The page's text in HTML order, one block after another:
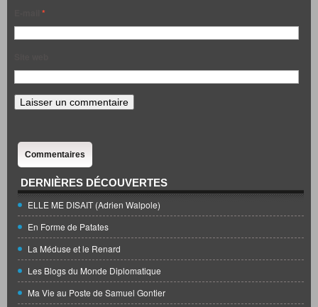
*
Commentaires
DERNIÈRES DÉCOUVERTES
ELLE ME DISAIT (Adrien Walpole)
En Forme de Patates
La Méduse et le Renard
Les Blogs du Monde Diplomatique
Ma Vie au Poste de Samuel Gontier